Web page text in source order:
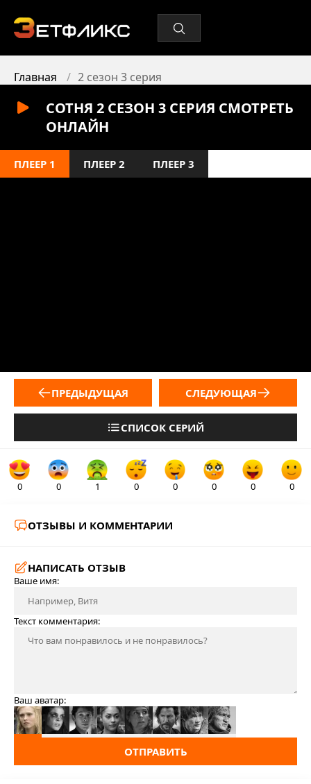
Главная 2 сезон 3 серия
СОТНЯ 2 СЕЗОН 3 СЕРИЯ СМОТРЕТЬ
ОНЛАЙН
ПЛЕЕР 1 ПЛЕЕР 2 ПЛЕЕР 3
ПРЕДЫДУЩАЯ
СПИСОК СЕРИЙ
СЛЕДУЮЩАЯ
0 0 1 0 0 0 0 0
ОТЗЫВЫ И КОММЕНТАРИИ
НАПИСАТЬ ОТЗЫВ
Ваше имя:
Текст комментария:
Ваш аватар:
ОТПРАВИТЬ